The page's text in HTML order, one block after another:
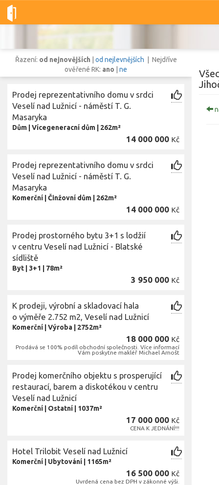
Dobré-nemovitosti.cz obec Veselí nad Lužnicí, okres Tábor,
Vše Byty Pozemky
Lokalita
Cena
Řazení: od nejnovějších od nejlevnějších | Nejdříve
ověřené RK: ano ne
Prodej reprezentativního domu v srdci
Veselí nad Lužnicí - náměstí T. G.
Masaryka
Dům Vícegeneracní dům 262m²
14 000 000 Kč
Prodej reprezentativního domu v srdci
Veselí nad Lužnicí - náměstí T. G.
Masaryka
Komerční Činžovní dům 262m²
14 000 000 Kč
Prodej prostorného bytu 3+1 s lodžií
v centru Veselí nad Lužnicí - Blatské
sídliště
Byt 3+1 78m²
3 950 000 Kč
K prodeji, výrobní a skladovací hala
o výměře 2.752 m2, Veselí nad Lužnicí
Komerční Výroba 2752m²
18 000 000 Kč
Prodává se 100% podíl obchodní společnosti. Více informací
Vám poskytne makléř Michael Arnošt
Prodej komerčního objektu s prosperující
restaurací, barem a diskotékou v centru
Veselí nad Lužnicí
Komerční Ostatní 1037m²
17 000 000 Kč
CENA K JEDNÁNÍ!!!
Hotel Trilobit Veselí nad Lužnicí
Komerční Ubytování 1165m²
16 500 000 Kč
Uvrdená cena bez DPH v zákonné výši.